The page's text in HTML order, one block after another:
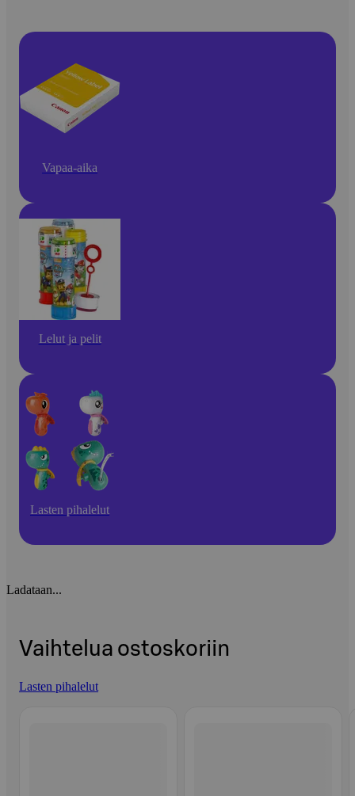
Vapaa-aika
Lelut ja pelit
Lasten pihalelut
Ladataan...
Vaihtelua ostoskoriin
Lasten pihalelut